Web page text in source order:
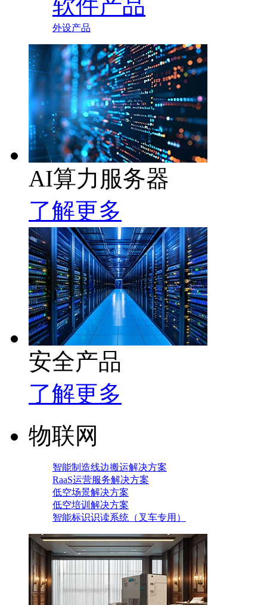
软件产品
外设产品
AI算力服务器
了解更多
安全产品
了解更多
物联网
智能制造线边搬运解决方案
RaaS运营服务解决方案
低空场景解决方案
低空培训解决方案
智能标识识读系统（叉车专用）